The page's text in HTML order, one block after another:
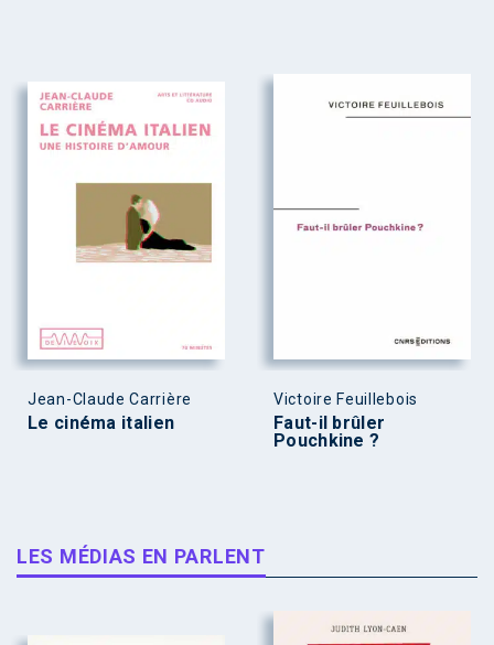
Jean-Claude Carrière
Le cinéma italien
Victoire Feuillebois
Faut-il brûler
Pouchkine ?
LES MÉDIAS EN PARLENT